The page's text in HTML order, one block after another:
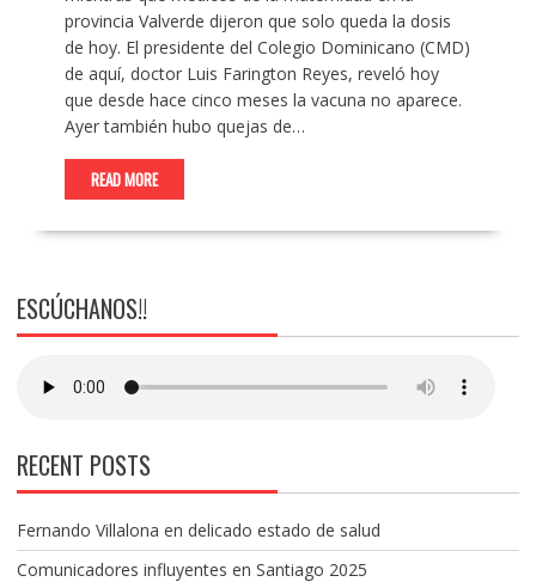
provincia Valverde dijeron que solo queda la dosis
de hoy. El presidente del Colegio Dominicano (CMD)
de aquí, doctor Luis Farington Reyes, reveló hoy
que desde hace cinco meses la vacuna no aparece.
Ayer también hubo quejas de…
READ MORE
ESCÚCHANOS!!
RECENT POSTS
Fernando Villalona en delicado estado de salud
Comunicadores influyentes en Santiago 2025